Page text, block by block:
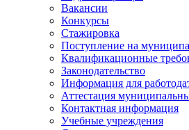
Вакансии
Конкурсы
Стажировка
Поступление на
Квалификационные
Законодательство
Информация для
Аттестация
Контактная информация
Учебные учреждения